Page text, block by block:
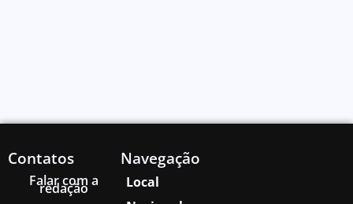
Contatos
Falar com a
redação
Navegação
Local